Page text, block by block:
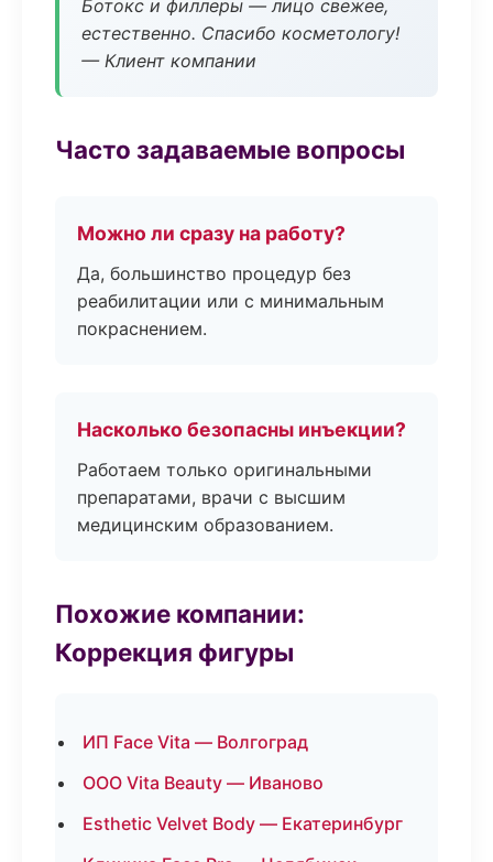
Ботокс и филлеры — лицо свежее,
естественно. Спасибо косметологу!
— Клиент компании
Часто задаваемые вопросы
Можно ли сразу на работу?
Да, большинство процедур без
реабилитации или с минимальным
покраснением.
Насколько безопасны инъекции?
Работаем только оригинальными
препаратами, врачи с высшим
медицинским образованием.
Похожие компании:
Коррекция фигуры
ИП Face Vita — Волгоград
ООО Vita Beauty — Иваново
Esthetic Velvet Body — Екатеринбург